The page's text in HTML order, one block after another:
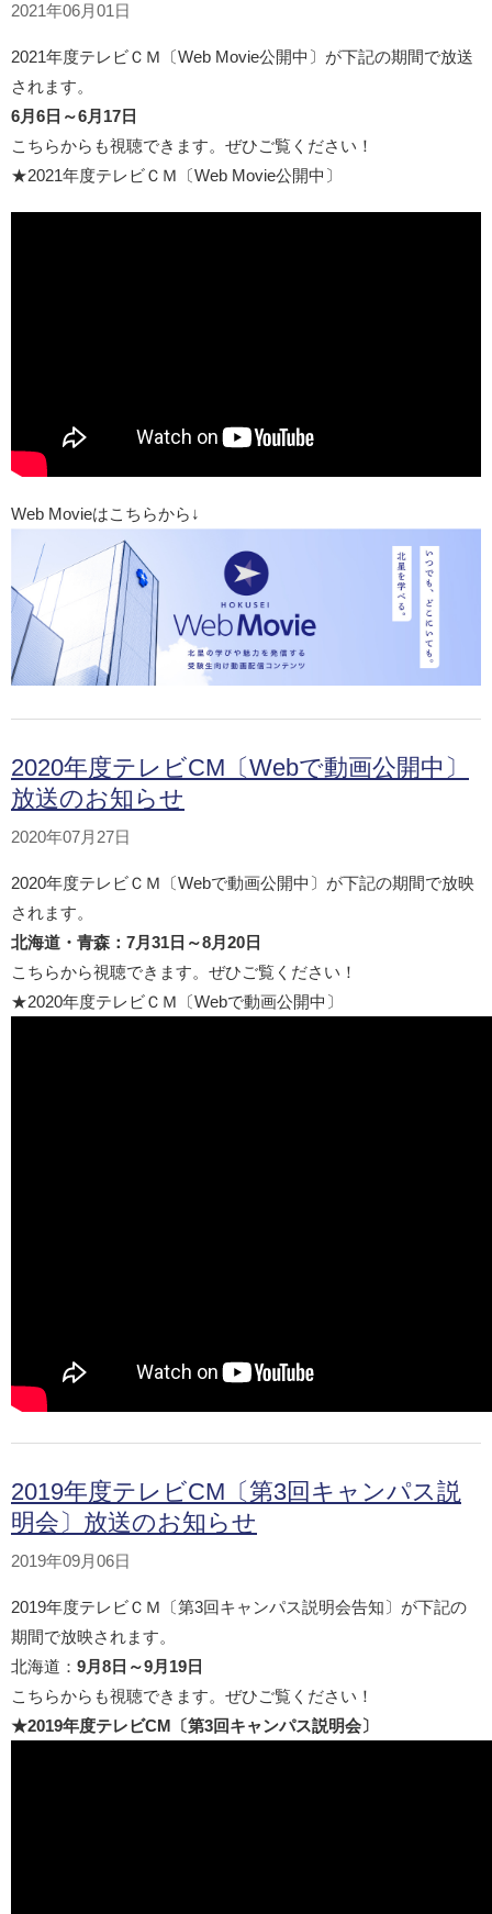
2021年06月01日
2021年度テレビＣＭ〔Web Movie公開中〕が下記の期間で放送
されます。
6月6日～6月17日
こちらからも視聴できます。ぜひご覧ください！
★2021年度テレビＣＭ〔Web Movie公開中〕
Web Movieはこちらから↓
2020年度テレビCM〔Webで動画公開中〕
放送のお知らせ
2020年07月27日
2020年度テレビＣＭ〔Webで動画公開中〕が下記の期間で放映
されます。
北海道・青森：7月31日～8月20日
こちらから視聴できます。ぜひご覧ください！
★2020年度テレビＣＭ〔Webで動画公開中〕
2019年度テレビCM〔第3回キャンパス説
明会〕放送のお知らせ
2019年09月06日
2019年度テレビＣＭ〔第3回キャンパス説明会告知〕が下記の
期間で放映されます。
北海道： 9月8日～9月19日
こちらからも視聴できます。ぜひご覧ください！
★2019年度テレビCM〔第3回キャンパス説明会〕